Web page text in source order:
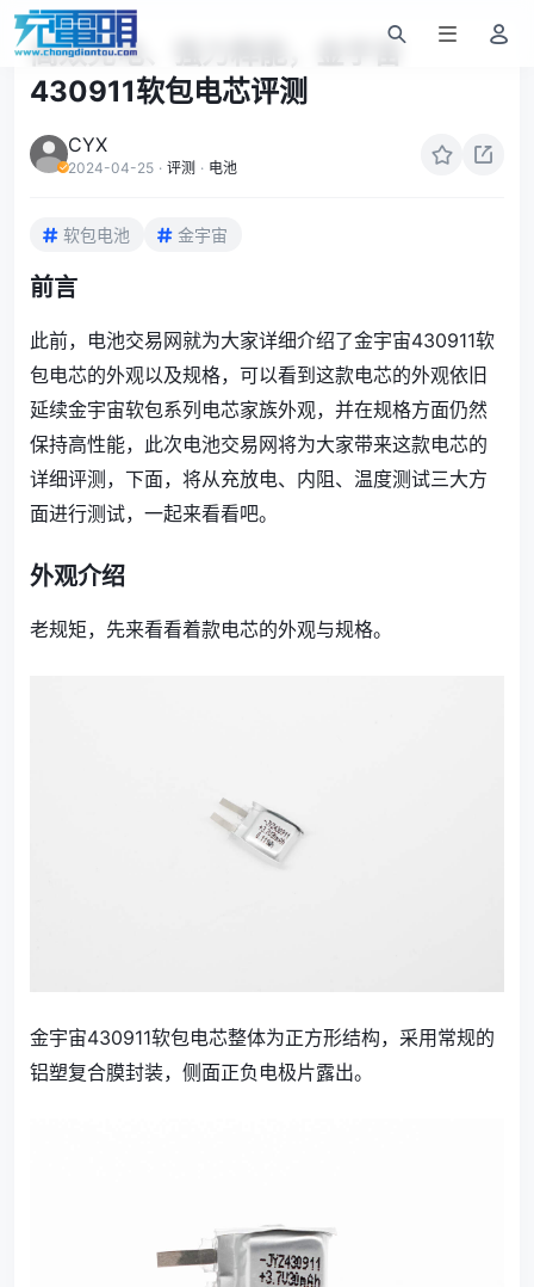
高效充电、强力释能，金宇宙
430911软包电芯评测
CYX
2024-04-25 · 评测 · 电池
软包电池 金宇宙
前言
此前，电池交易网就为大家详细介绍了金宇宙430911软
包电芯的外观以及规格，可以看到这款电芯的外观依旧
延续金宇宙软包系列电芯家族外观，并在规格方面仍然
保持高性能，此次电池交易网将为大家带来这款电芯的
详细评测，下面，将从充放电、内阻、温度测试三大方
面进行测试，一起来看看吧。
外观介绍
老规矩，先来看看着款电芯的外观与规格。
金宇宙430911软包电芯整体为正方形结构，采用常规的
铝塑复合膜封装，侧面正负电极片露出。